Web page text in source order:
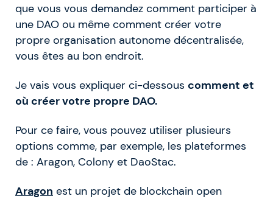
que vous vous demandez comment participer à
une DAO ou même comment créer votre
propre organisation autonome décentralisée,
vous êtes au bon endroit.
Je vais vous expliquer ci-dessous comment et
où créer votre propre DAO.
Pour ce faire, vous pouvez utiliser plusieurs
options comme, par exemple, les plateformes
de : Aragon, Colony et DaoStac.
Aragon est un projet de blockchain open